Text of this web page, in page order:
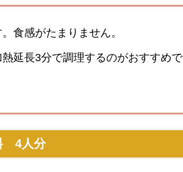
食感がたまりません。
延長3分で調理するのがおすすめで
4人分